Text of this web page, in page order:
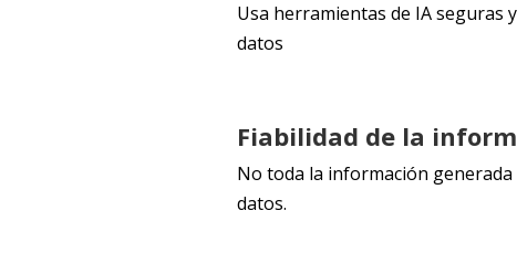
Usa herramientas de IA seguras
datos
Fiabilidad de la
No toda la información
datos.